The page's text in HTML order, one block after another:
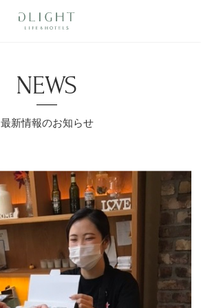
NEWS
最新情報のお知らせ